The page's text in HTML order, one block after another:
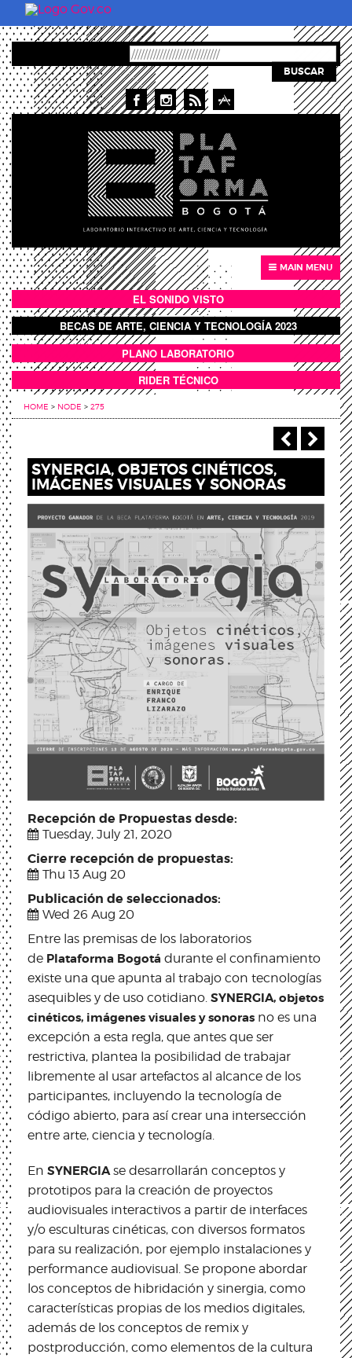
Skip to main content
BUSCAR
MAIN MENU
BOTÓN SONIDO VISTO
EL SONIDO VISTO
BOTON DOMO LLENO
BECAS DE ARTE, CIENCIA Y TECNOLOGÍA 2023
ANEXOS
PLANO LABORATORIO
RIDER TÉCNICO
HOME > NODE > 275
‹
SYNERGIA, OBJETOS CINÉTICOS,
IMÁGENES VISUALES Y SONORAS
Recepción de Propuestas desde:
Tuesday, July 21, 2020
Cierre recepción de propuestas:
Thu 13 Aug 20
Publicación de seleccionados:
Wed 26 Aug 20
Entre las premisas de los laboratorios
de Plataforma Bogotá durante el confinamiento
existe una que apunta al trabajo con tecnologías
asequibles y de uso cotidiano. SYNERGIA, objetos
cinéticos, imágenes visuales y sonoras no es una
excepción a esta regla, que antes que ser
restrictiva, plantea la posibilidad de trabajar
libremente al usar artefactos al alcance de los
participantes, incluyendo la tecnología de
código abierto, para así crear una intersección
entre arte, ciencia y tecnología.
En SYNERGIA se desarrollarán conceptos y
prototipos para la creación de proyectos
audiovisuales interactivos a partir de interfaces
y/o esculturas cinéticas, con diversos formatos
para su realización, por ejemplo instalaciones y
performance audiovisual. Se propone abordar
los conceptos de hibridación y sinergia, como
características propias de los medios digitales,
además de los conceptos de remix y
postproducción, como elementos de la cultura